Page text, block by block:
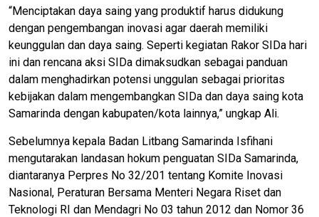
“Menciptakan daya saing yang produktif harus didukung
dengan pengembangan inovasi agar daerah memiliki
keunggulan dan daya saing. Seperti kegiatan Rakor SIDa hari
ini dan rencana aksi SIDa dimaksudkan sebagai panduan
dalam menghadirkan potensi unggulan sebagai prioritas
kebijakan dalam mengembangkan SIDa dan daya saing kota
Samarinda dengan kabupaten/kota lainnya,” ungkap Ali.
Sebelumnya kepala Badan Litbang Samarinda Isfihani
mengutarakan landasan hokum penguatan SIDa Samarinda,
diantaranya Perpres No 32/201 tentang Komite Inovasi
Nasional, Peraturan Bersama Menteri Negara Riset dan
Teknologi RI dan Mendagri No 03 tahun 2012 dan Nomor 36